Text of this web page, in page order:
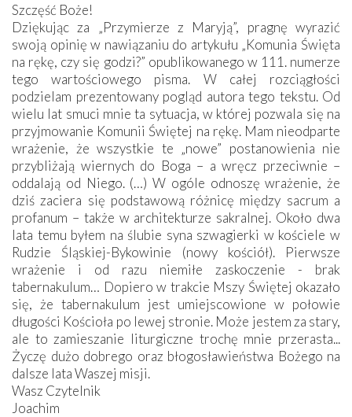
Szczęść Boże!
Dziękując za „Przymierze z Maryją”, pragnę wyrazić
swoją opinię w nawiązaniu do artykułu „Komunia Święta
na rękę, czy się godzi?” opublikowanego w 111. numerze
tego wartościowego pisma. W całej rozciągłości
podzielam prezentowany pogląd autora tego tekstu. Od
wielu lat smuci mnie ta sytuacja, w której pozwala się na
przyjmowanie Komunii Świętej na rękę. Mam nieodparte
wrażenie, że wszystkie te „nowe” postanowienia nie
przybliżają wiernych do Boga – a wręcz przeciwnie –
oddalają od Niego. (…) W ogóle odnoszę wrażenie, że
dziś zaciera się podstawową różnicę między sacrum a
profanum – także w architekturze sakralnej. Około dwa
lata temu byłem na ślubie syna szwagierki w kościele w
Rudzie Śląskiej-Bykowinie (nowy kościół). Pierwsze
wrażenie i od razu niemiłe zaskoczenie - brak
tabernakulum… Dopiero w trakcie Mszy Świętej okazało
się, że tabernakulum jest umiejscowione w połowie
długości Kościoła po lewej stronie. Może jestem za stary,
ale to zamieszanie liturgiczne trochę mnie przerasta...
Życzę dużo dobrego oraz błogosławieństwa Bożego na
dalsze lata Waszej misji.
Wasz Czytelnik
Joachim